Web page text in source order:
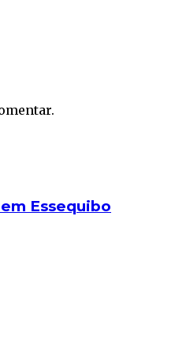
Essequibo